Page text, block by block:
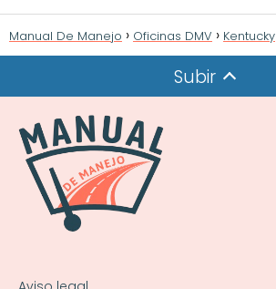
Manual De Manejo Oficinas DMV Kentucky
Subir